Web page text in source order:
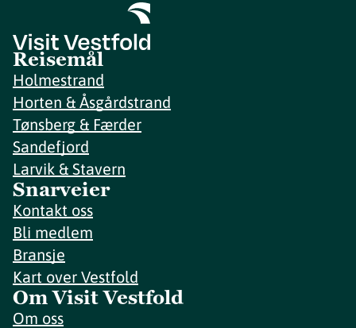
Reisemål
Holmestrand
Horten & Åsgårdstrand
Tønsberg & Færder
Sandefjord
Larvik & Stavern
Snarveier
Kontakt oss
Bli medlem
Bransje
Kart over Vestfold
Om Visit Vestfold
Om oss